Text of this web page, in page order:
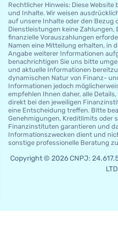
Rechtlicher Hinweis: Diese
und Inhalte. Wir weisen
auf unsere Inhalte oder den Bezug
Dienstleistungen keine Zahlungen,
finanzielle Vorauszahlungen
Namen eine Mitteilung erhalten, in
Angabe weiterer Informationen
benachrichtigen Sie uns bitte
und aktuelle Informationen
dynamischen Natur von Finanz-
Informationen jedoch
empfehlen Ihnen daher, alle
direkt bei den jeweiligen
eine Entscheidung treffen. Bitte
Genehmigungen, Kreditlimits oder
Finanzinstituten garantieren und
Informationszwecken dient und
sonstige professionelle Beratung
Copyright © 2026 CNPJ: